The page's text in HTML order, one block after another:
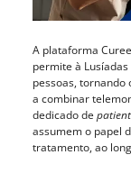
A plataforma
permite à
pessoas, tornando
a combinar
dedicado de
assumem o papel
tratamento, ao